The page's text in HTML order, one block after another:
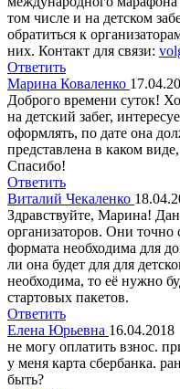
том числе и на детском
обратиться к
них. Контакт для связи:
Ответить
Марина Коваленко
Доброго времени суток!
на детский забег,
оформлять, по дате она
представлена в каком
Спасибо!
Ответить
Виталий Чекаленко
Здравствуйте, Марина!
организаторов. Они точно
формата необходима для
ли она будет для для
необходима, то её нужно
стартовых пакетов.
Ответить
Елена Юрьевна 16.04.2018
не могу оплатить взнос.
у меня карта сбербанка.
быть?